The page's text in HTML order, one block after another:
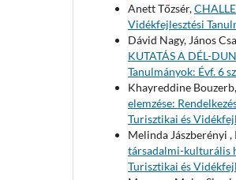
Anett Tőzsér,
Vidékfejlesztési
Dávid Nagy, János
KUTATÁS A DÉL-
Tanulmányok: Évf. 6
Khayreddine
elemzése:
Turisztikai és
Melinda Jászberényi
társadalmi-kulturális
Turisztikai és